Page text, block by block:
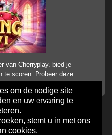
om de nodige site
en uw ervaring te
stemt u in met ons
cookies.
van Cherryplay, bied je
te scoren. Probeer deze
Gok Info